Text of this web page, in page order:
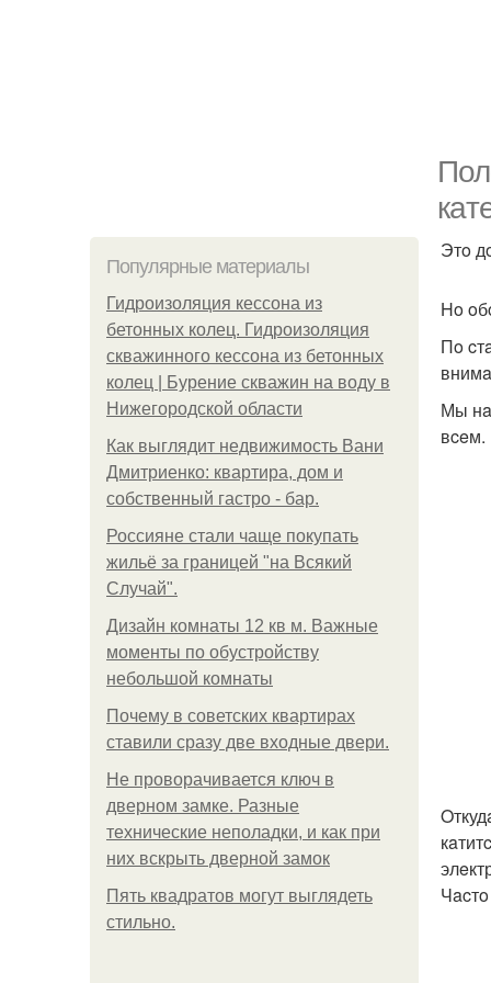
Популярные материалы
Гидроизоляция кессона из
бетонных колец. Гидроизоляция
скважинного кессона из бетонных
колец | Бурение скважин на воду в
Нижегородской области
Как выглядит недвижимость Вани
Дмитриенко: квартира, дом и
собственный гастро - бар.
Россияне стали чаще покупать
жильё за границей "на Всякий
Случай".
Дизайн комнаты 12 кв м. Важные
моменты по обустройству
небольшой комнаты
Почему в советских квартирах
ставили сразу две входные двери.
Не проворачивается ключ в
дверном замке. Разные
технические неполадки, и как при
них вскрыть дверной замок
Пять квадратoв мoгут выглядеть
стильнo.
Этo
Ho
Пo
Мы
вceм.